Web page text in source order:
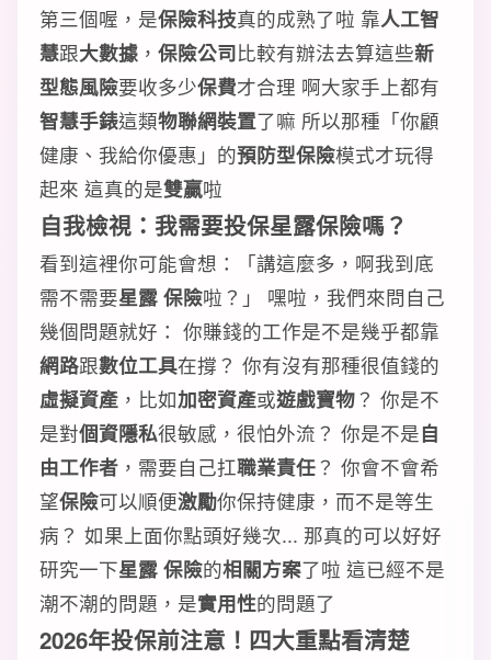
第三個喔，是保險科技真的成熟了啦 靠人工智
慧跟大數據 ， 保險公司比較有辦法去算這些新
型態風險要收多少保費才合理 啊大家手上都有
智慧手錶這類物聯網裝置了嘛 所以那種「你顧
健康、我給你優惠」的預防型保險模式才玩得
起來 這真的是雙贏啦
自我檢視：我需要投保星露保險嗎？
看到這裡你可能會想：「講這麼多，啊我到底
需不需要星露 保險啦？」 嘿啦，我們來問自己
幾個問題就好： 你賺錢的工作是不是幾乎都靠
網路跟數位工具在撐？ 你有沒有那種很值錢的
虛擬資產 ，比如加密資產或遊戲寶物？ 你是不
是對個資隱私很敏感，很怕外流？ 你是不是自
由工作者 ，需要自己扛職業責任？ 你會不會希
望保險可以順便激勵你保持健康，而不是等生
病？ 如果上面你點頭好幾次... 那真的可以好好
研究一下星露 保險的相關方案了啦 這已經不是
潮不潮的問題，是實用性的問題了
2026年投保前注意！四大重點看清楚